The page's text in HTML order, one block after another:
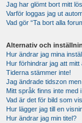
Jag har glömt bort mitt
Varför loggas jag ut
Vad gör “Ta bort alla
Alternativ och
Hur ändrar jag mina
Hur förhindrar jag att
Tiderna stämmer inte!
Jag ändrade tidszon
Mitt språk finns inte med
Vad är det för bild som
Hur lägger jag till en
Hur ändrar jag min titel?